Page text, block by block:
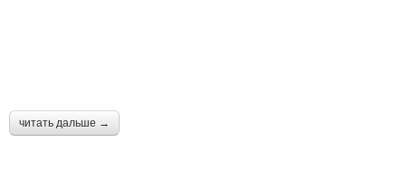
читать дальше →